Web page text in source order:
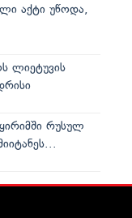
აქტი უწოდა,
ლიეტუვის
რუსულ